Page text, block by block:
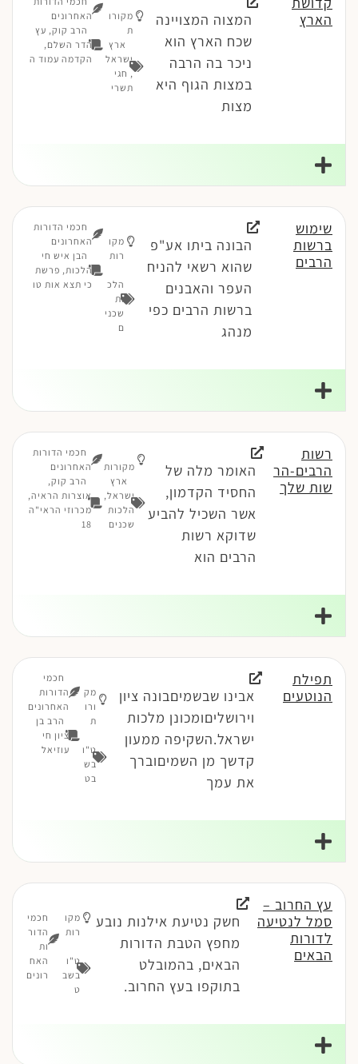
הארץ
המצוה המצויינה
שכח הארץ הוא
ניכר בה הרבה
במצות הגוף היא
מצות
מקורו
ת
ארץ
ישראל
, חגי
תשרי
האחרונים
הרב קוק, עץ
הדר השלם,
הקדמה עמוד ה
שימוש
ברשות
הרבים
הבונה ביתו אע"פ
שהוא רשאי להניח
העפר והאבנים
ברשות הרבים כפי
מנהג
מקו
רות
הלכ
ות
שכני
ם
חכמי הדורות
האחרונים
הבן איש חי
הלכות, פרשת
כי תצא אות טו
רשות
הרבים-הר
שות שלך
האומר מלה של
החסיד הקדמון,
אשר השכיל להביע
שדוקא רשות
הרבים הוא
מקורות
ארץ
ישראל,
הלכות
שכנים
חכמי הדורות
האחרונים
הרב קוק,
אוצרות הראיה,
מכרוזי הראי"ה
18
תפילת
הנוטעים
אבינו שבשמיםבונה ציון
וירושליםומכונן מלכות
ישראל.השקיפה ממעון
קדשך מן השמיםוברך
את עמך
מק
ורו
ת
ט"ו
בש
בט
חכמי
הדורות
האחרונים
הרב בן
ציון חי
עוזיאל
עץ החרוב –
סמל לנטיעה
לדורות
הבאים
חשק נטיעת אילנות נובע
מחפץ הטבת הדורות
הבאים, בהמובלט
בתוקפו בעץ החרוב.
מקו
רות
ט"ו
בשב
ט
חכמי
הדור
ות
האח
רונים